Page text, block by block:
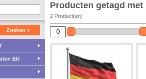
Zoeken »
EU
Producten getagd
2 Product(en)